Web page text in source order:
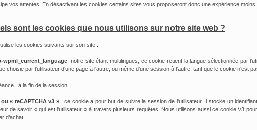
vos attentes. En désactivant les cookies certains sites vous proposeront donc une expérience moins
sont les cookies que nous utilisons sur notre site web ?
les cookies suivants sur son site :
wpml_current_language: notre site étant multilingues, ce cookie retient la langue sélectionnée par
choisie par l'utilisateur d'une page à l'autre, ou même d'une session à l'autre, tant que le cookie n'est
: à la fin de la session
ou « reCAPTCHA v3 »: ce cookie a pour but de suivre la session de l'utilisateur. Il stocke un
de savoir « qui est l'utilisateur » à travers plusieurs requêtes. Nous utilisons aussi ce cookie V3
d’achat.